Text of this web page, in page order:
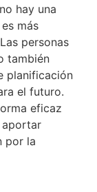
hay una
más
personas
también
planificación
el futuro.
eficaz
aportar
por la